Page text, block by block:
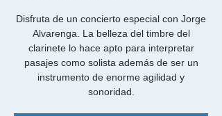
Disfruta de un concierto especial con Jorge
Alvarenga. La belleza del timbre del
clarinete lo hace apto para interpretar
pasajes como solista además de ser un
instrumento de enorme agilidad y